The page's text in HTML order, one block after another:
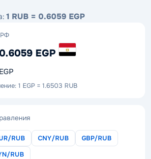
1 RUB = 0.6059 EGP
РФ
EGP
1 EGP = 1.6503 RUB
RUB CNY/RUB
GBP/RUB
RUB